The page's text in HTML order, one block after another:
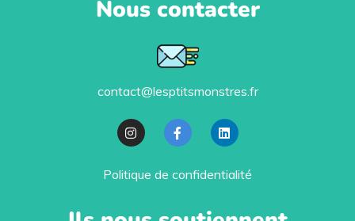
Nous contacter
contact@lesptitsmonstres.fr
Politique de confidentialité